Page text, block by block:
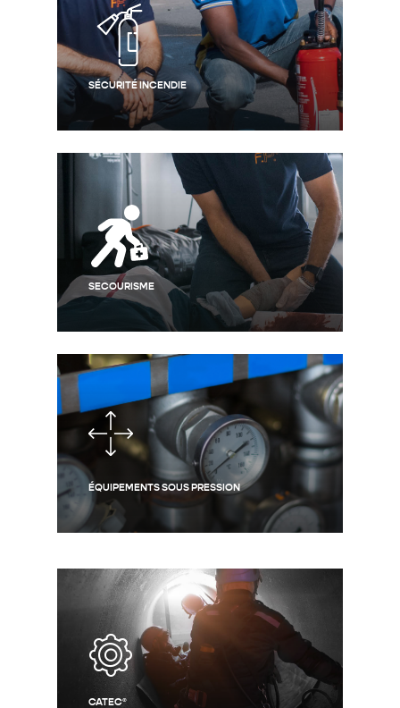
SÉCURITÉ INCENDIE
SECOURISME
ÉQUIPEMENTS SOUS PRESSION
CATEC®